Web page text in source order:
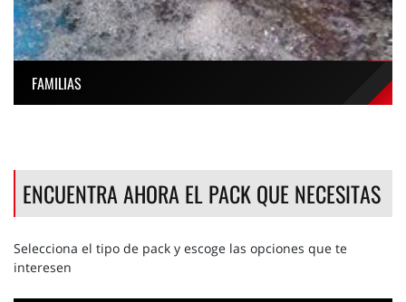
FAMILIAS
ENCUENTRA AHORA EL PACK QUE NECESITAS
Selecciona el tipo de pack y escoge las opciones que te
interesen